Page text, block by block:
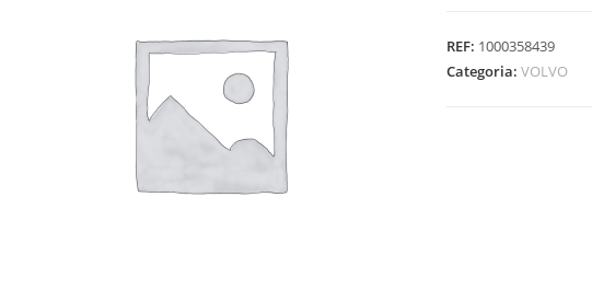
REF: 1000358439
Categoria: VOLVO